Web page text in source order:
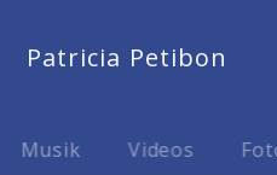
Patricia Petibon
Musik Videos